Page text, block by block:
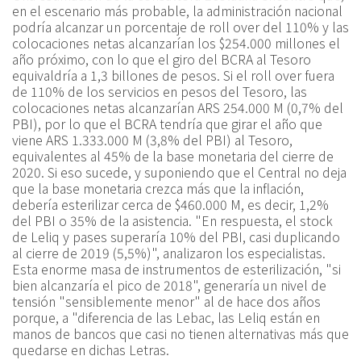
en el escenario más probable, la administración nacional
podría alcanzar un porcentaje de roll over del 110% y las
colocaciones netas alcanzarían los $254.000 millones el
año próximo, con lo que el giro del BCRA al Tesoro
equivaldría a 1,3 billones de pesos. Si el roll over fuera
de 110% de los servicios en pesos del Tesoro, las
colocaciones netas alcanzarían ARS 254.000 M (0,7% del
PBI), por lo que el BCRA tendría que girar el año que
viene ARS 1.333.000 M (3,8% del PBI) al Tesoro,
equivalentes al 45% de la base monetaria del cierre de
2020. Si eso sucede, y suponiendo que el Central no deja
que la base monetaria crezca más que la inflación,
debería esterilizar cerca de $460.000 M, es decir, 1,2%
del PBI o 35% de la asistencia. "En respuesta, el stock
de Leliq y pases superaría 10% del PBI, casi duplicando
al cierre de 2019 (5,5%)", analizaron los especialistas.
Esta enorme masa de instrumentos de esterilización, "si
bien alcanzaría el pico de 2018", generaría un nivel de
tensión "sensiblemente menor" al de hace dos años
porque, a "diferencia de las Lebac, las Leliq están en
manos de bancos que casi no tienen alternativas más que
quedarse en dichas Letras.